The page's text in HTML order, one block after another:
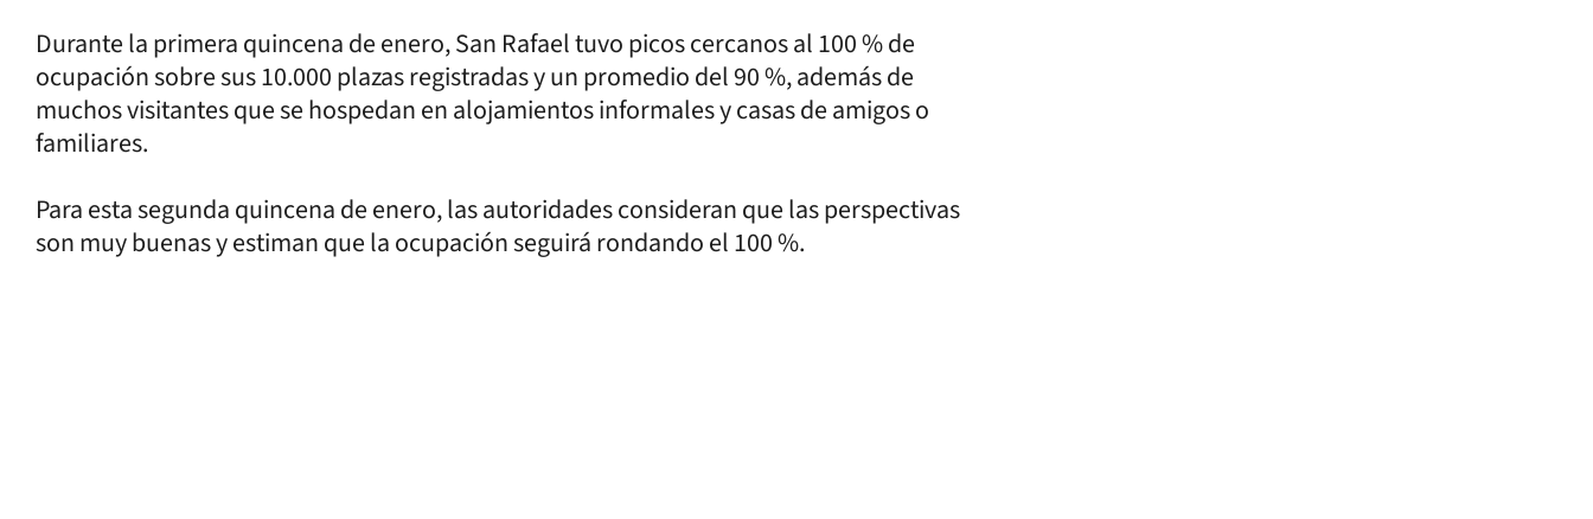
Durante la primera quincena de enero, San Rafael tuvo picos cercanos al 100 % de
ocupación sobre sus 10.000 plazas registradas y un promedio del 90 %, además de
muchos visitantes que se hospedan en alojamientos informales y casas de amigos o
familiares.
Para esta segunda quincena de enero, las autoridades consideran que las perspectivas
son muy buenas y estiman que la ocupación seguirá rondando el 100 %.